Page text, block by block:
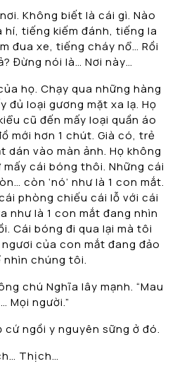
Không biết là cái gì. Nào
tiếng kiếm đánh, tiếng la
đua xe, tiếng cháy nổ… Rồi
Đừng nói là… Nơi này…
họ. Chạy qua những hàng
đủ loại gương mặt xa lạ. Họ
cũ đến mấy loại quần áo
mới hơn 1 chút. Già có, trẻ
dán vào màn ảnh. Họ không
cái bóng thôi. Những cái
còn ‘nó’ như là 1 con mắt.
phòng chiếu cái lỗ với cái
như là 1 con mắt đang nhìn
Cái bóng đi qua lại mà tôi
của con mắt đang đảo
nhìn chúng tôi.
chú Nghĩa lây mạnh. “Mau
Mọi người.”
cứ ngồi y nguyên sững ở đó.
Thịch…